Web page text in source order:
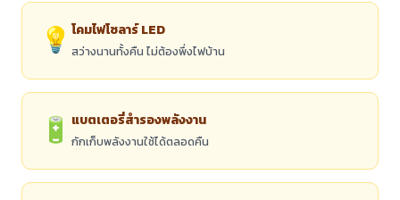
💡 โคมไฟโซลาร์ LED
สว่างนานทั้งคืน ไม่ต้องพึ่งไฟบ้าน
🔋 แบตเตอรี่สำรองพลังงาน
กักเก็บพลังงานใช้ได้ตลอดคืน